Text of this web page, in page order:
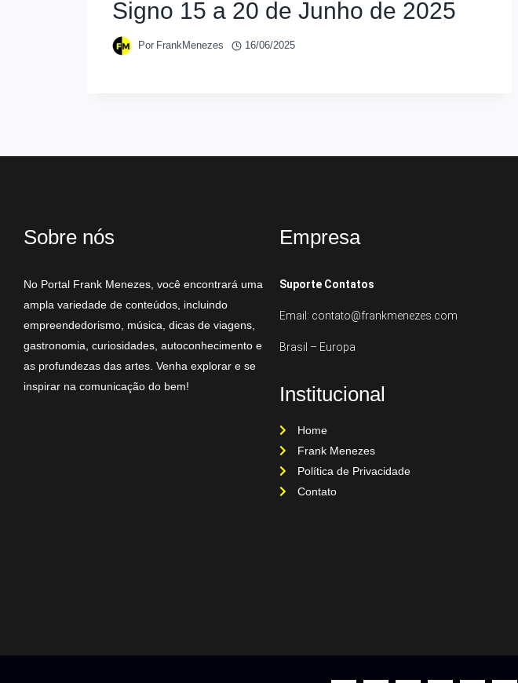
Signo 15 a 20 de Junho de 2025
Por FrankMenezes 16/06/2025
Sobre nós
No Portal Frank Menezes, você encontrará uma
ampla variedade de conteúdos, incluindo
empreendedorismo, música, dicas de viagens,
gastronomia, curiosidades, autoconhecimento e
as profundezas das artes. Venha explorar e se
inspirar na comunicação do bem!
Empresa
Suporte Contatos
Email: contato@frankmenezes.com
Brasil – Europa
Institucional
Home
Frank Menezes
Política de Privacidade
Contato